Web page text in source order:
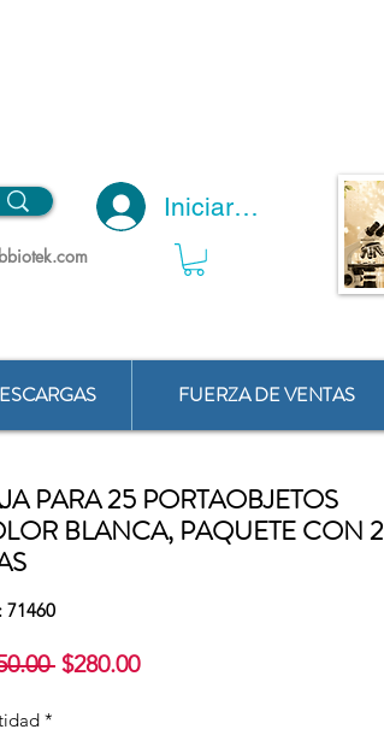
Iniciar Sesión
FUERZA DE VENTAS
PARA 25 PORTAOBJETOS
BLANCA, PAQUETE CON 2
71460
Precio
$280.00Precio
*